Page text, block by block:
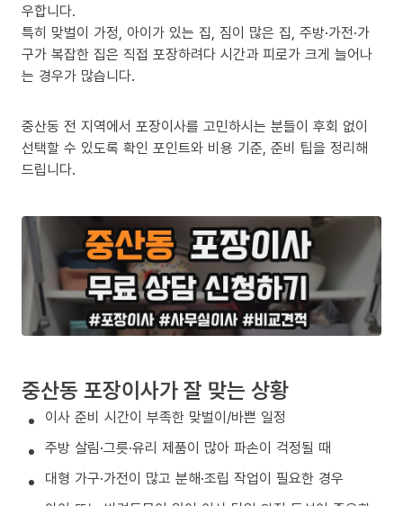
우합니다.
특히 맞벌이 가정, 아이가 있는 집, 짐이 많은 집, 주방·가전·가
구가 복잡한 집은 직접 포장하려다 시간과 피로가 크게 늘어나
는 경우가 많습니다.
중산동 전 지역에서 포장이사를 고민하시는 분들이 후회 없이
선택할 수 있도록 확인 포인트와 비용 기준, 준비 팁을 정리해
드립니다.
중산동 포장이사가 잘 맞는 상황
이사 준비 시간이 부족한 맞벌이/바쁜 일정
주방 살림·그릇·유리 제품이 많아 파손이 걱정될 때
대형 가구·가전이 많고 분해·조립 작업이 필요한 경우